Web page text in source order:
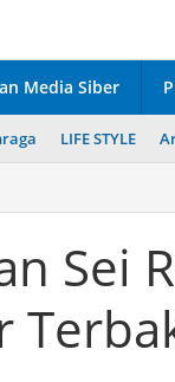
Media Siber
LIFE STYLE
Sei